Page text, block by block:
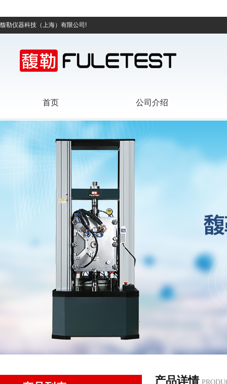
馥勒仪器科技（上海）有限公司!
首页 公司介绍
产品详情